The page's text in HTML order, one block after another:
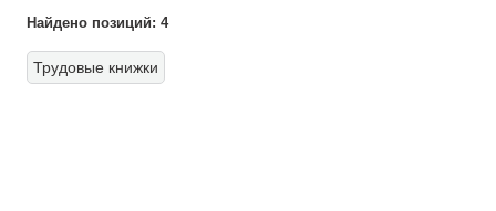
Найдено позиций: 4
Трудовые книжки